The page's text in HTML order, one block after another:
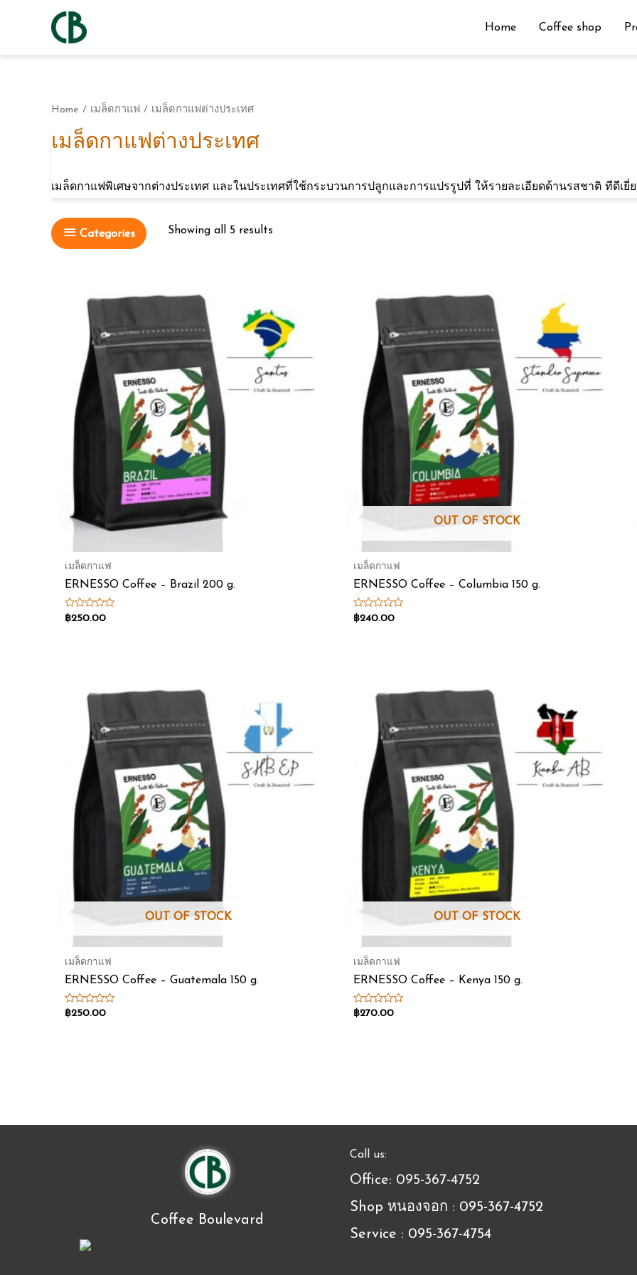
Home Coffee shop
Home / เมล็ดกาแฟ / เมล็ดกาแฟต่างประเทศ
เมล็ดกาแฟต่างประเทศ
เมล็ดกาแฟพิเศษจากต่างประเทศ และในประเทศที่ใช้กระบวนการปลูกและการแปรรูปที่ ให้รายละเอียดด้านรสชาติ ทีดีเยี่
Categories Showing all 5 results
เมล็ดกาแฟ
ERNESSO Coffee – Brazil 200 g.
Rated
0
฿250.00
OUT OF STOCK
เมล็ดกาแฟ
ERNESSO Coffee – Columbia 150 g.
Rated
0
฿240.00
OUT OF STOCK
เมล็ดกาแฟ
ERNESSO Coffee – Guatemala 150 g.
Rated
฿250.00
OUT OF STOCK
เมล็ดกาแฟ
ERNESSO Coffee – Kenya 150 g.
Rated
฿270.00
Coffee Boulevard
Call us:
Office: 095-367-4752
Shop หนองจอก : 095-367-4752
Service : 095-367-4754